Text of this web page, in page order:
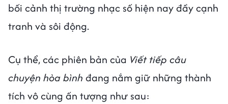
bối cảnh thị trường nhạc số hiện nay đầy cạnh
tranh và sôi động.
Cụ thể, các phiên bản của Viết tiếp câu
chuyện hòa bình đang nắm giữ những thành
tích vô cùng ấn tượng như sau: